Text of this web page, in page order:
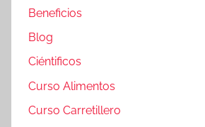
Beneficios
Blog
Ciéntificos
Curso Alimentos
Curso Carretillero